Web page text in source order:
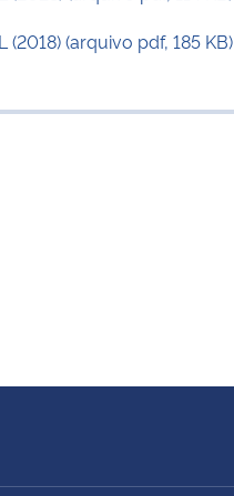
(2018) (arquivo pdf, 185 KB)